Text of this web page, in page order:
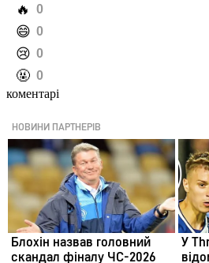
️🔥 0
️😄 0
️😢 0
️🤬 0
коментарі